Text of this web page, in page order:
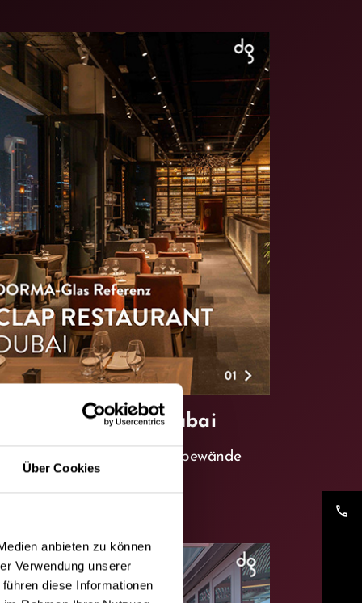
Über Cookies
anbieten zu können
Verwendung unserer
diese Informationen
phone
Restaurant, Dubai
Glasschiebewände
entdecken